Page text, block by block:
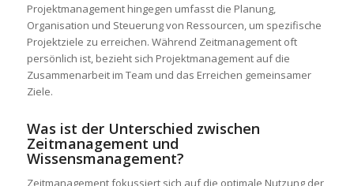
Projektmanagement hingegen umfasst die Planung,
Organisation und Steuerung von Ressourcen, um spezifische
Projektziele zu erreichen. Während Zeitmanagement oft
persönlich ist, bezieht sich Projektmanagement auf die
Zusammenarbeit im Team und das Erreichen gemeinsamer
Ziele.
Was ist der Unterschied zwischen
Zeitmanagement und
Wissensmanagement?
Zeitmanagement fokussiert sich auf die optimale Nutzung der